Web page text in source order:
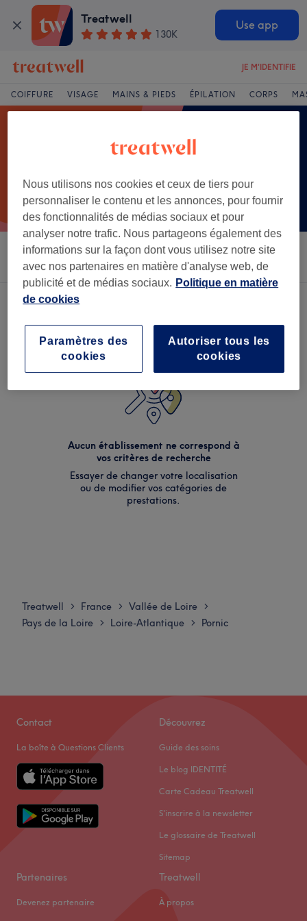
Treatwell
130K
Use app
JE M'IDENTIFIE
COIFFURE VISAGE MAINS & PIEDS ÉPILATION CORPS
Trier par Salons Offres Express Note
Aucun établissement ne correspond à
vos critères de recherche
Essayer de changer votre localisation
ou de modifier vos catégories de
prestations.
Treatwell > France > Vallée de Loire >
Pays de la Loire > Loire-Atlantique > Pornic
Contact
La boîte à Questions Clients
Découvrez
Guide des soins
Le blog IDENTITÉ
Carte Cadeau Treatwell
S'inscrire à la newsletter
Le glossaire de Treatwell
Sitemap
Partenaires
Devenez partenaire
Treatwell
À propos
Nous utilisons nos cookies et ceux de tiers pour
personnaliser le contenu et les annonces, pour fournir
des fonctionnalités de médias sociaux et pour
analyser notre trafic. Nous partageons également des
informations sur la façon dont vous utilisez notre site
avec nos partenaires en matière d'analyse web, de
publicité et de médias sociaux. Politique en matière
de cookies
Autoriser tous les
cookies
Paramètres des
cookies